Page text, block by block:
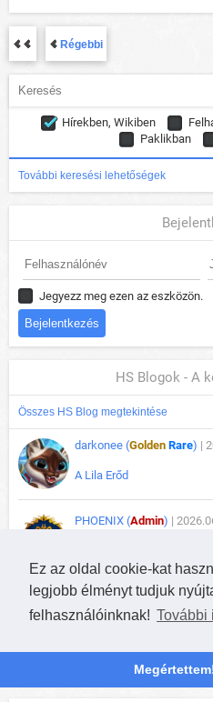
Ez az oldal cookie-kat
legjobb élményt tudjuk
felhasználóinknak! További
Régebbi
Hírekben, Wikiben
Paklikban
További keresési lehetőségek
Jegyezz meg ezen az eszközön.
HS Blogok - A
Összes HS Blog megtekintése
darkonee (Golden Rare) |
A Lila Erőd
PHOENIX (Admin) |
darkonee (Golden Rare)|
Hallow's End (esemény)